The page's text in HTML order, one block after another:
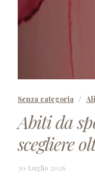
Senza categoria
Abiti da
scegliere
30 Luglio 202630